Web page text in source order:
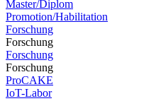
Master/Diplom
Promotion/Habilitation
Forschung
Forschung
Forschung
Forschung
ProCAKE
IoT-Labor